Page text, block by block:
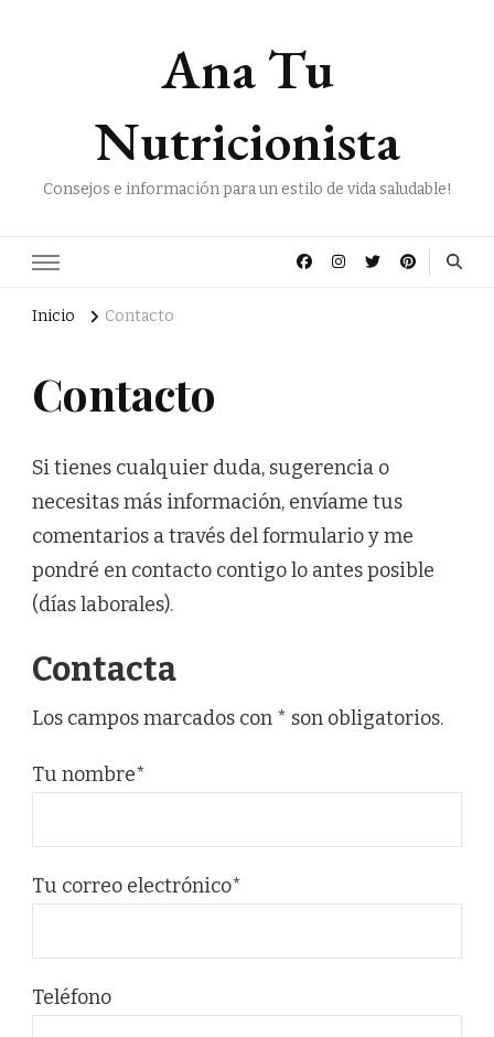
Ana Tu
Nutricionista
Consejos e información para un estilo de vida saludable!
Inicio Contacto
Contacto
Si tienes cualquier duda, sugerencia o
necesitas más información, envíame tus
comentarios a través del formulario y me
pondré en contacto contigo lo antes posible
(días laborales).
Contacta
Los campos marcados con * son obligatorios.
Tu nombre*
Tu correo electrónico*
Teléfono